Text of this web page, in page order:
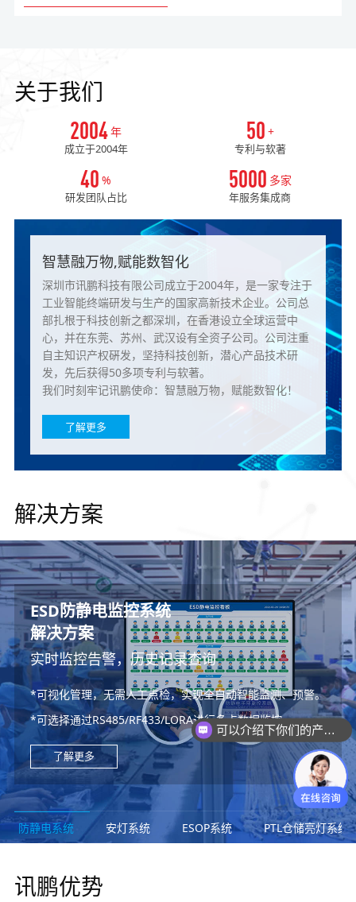
关于我们
2004年
成立于2004年
50 +
专利与软著
40 %
研发团队占比
5000 多家
年服务集成商
智慧融万物,赋能数智化
深圳市讯鹏科技有限公司成立于2004年，是一家专注于
工业智能终端研发与生产的国家高新技术企业。公司总
部扎根于科技创新之都深圳，在香港设立全球运营中
心，并在东莞、苏州、武汉设有全资子公司。公司注重
自主知识产权硏发，坚持科技创新，潜心产品技术研
发，先后获得50多项专利与软著。
我们时刻牢记讯鹏使命：智慧融万物，赋能数智化！
了解更多
解决方案
ESD防静电监控系统
解决方案
实时监控告警，历史记录查询
*可视化管理，无需人工点检，实现全自动智能监测、预警。
*可选择通过RS485/RF433/LORA进行多点数据监控。
了解更多
无线安灯呼叫系统
解决方案
帮助企业建立生产管理及时响应机制
*无线报警、语音播报、安灯看板、移动端提醒、多途径逐级
上报。
*响应时长、处理时长、异常时间数据统计分析。
了解更多
ESOP多功能作业指导书系统
解决方案
车间无纸化作业，支持多生产管理系统模块拓
展
*支持电子作业指导书审批，管理与发放。
*可播放2D、3D、图片、Word、Excel、PPT、视频等文
件。
了解更多
PTL仓储亮灯系统
解决方案
实现更高效的数字化仓库管理
*WMS、MES、ERP无缝对接
*电子库位标签，寻拣料目视化更快捷
*提高工作效率，降低人工成本，改善目视化
了解更多
车间生产看板管理系统
解决方案
讯鹏坚持满足需求、性能稳定、高性价比三项
原则
*生产计划与实时生产进度监控，产能与状态目视化管理。
*针对生产异常、进度延缓及时预警，以及处理，保障生产计
划如期实现。
了解更多
温湿度环境监控系统
解决方案
管控环境是预防隐患的关键
*工业级高精度LED温湿度显示屏。
*温湿度、压差、露点、光照噪音、粉尘
了解更多
MES系统
解决方案
人、机、料、法、环、测生产数据采集与追溯
*从物料到成品的产品生命周期全过程“管控”与“追溯”的数字
化解决方案
*实现实时数采与监控，为生产管理决策提供数据支撑，为不
良品溯源提供深度分析。
了解更多
防静电系统 安灯系统 ESOP系统 PTL仓储亮灯系统
讯鹏优势
可以介绍下你们的产品么？